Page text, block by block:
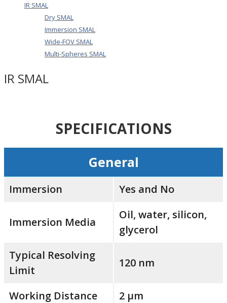
IR SMAL
Dry SMAL
Immersion SMAL
Wide-FOV SMAL
Multi-Spheres SMAL
IR SMAL
SPECIFICATIONS
General
Immersion Yes and No
Immersion Media
Oil, water, silicon,
glycerol
Typical Resolving
Limit
120 nm
Working Distance
2 μm